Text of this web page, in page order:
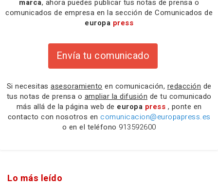
marca, ahora puedes publicar tus notas de prensa o
comunicados de empresa en la sección de Comunicados de
europa press
Envía tu comunicado
Si necesitas asesoramiento en comunicación, redacción de
tus notas de prensa o ampliar la difusión de tu comunicado
más allá de la página web de europa press , ponte en
contacto con nosotros en comunicacion@europapress.es
o en el teléfono 913592600
Lo más leído